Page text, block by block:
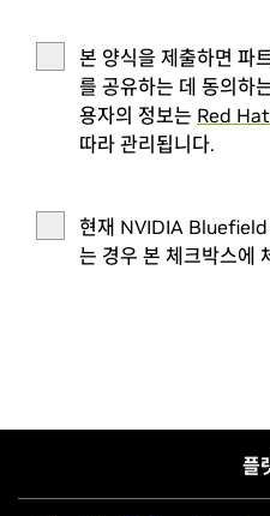
본 양식을 제출하면 파
를 공유하는 데 동의하
용자의 정보는 Red
따라 관리됩니다.
현재 NVIDIA Bluefield
는 경우 본 체크박스에
플